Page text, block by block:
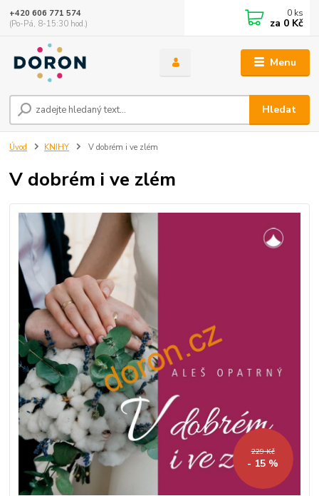
Menu
Hledat
+420 606 771 574
(Po-Pá, 8-15:30 hod.)
0 ks
za 0 Kč
Úvod KNIHY V dobrém i ve zlém
V dobrém i ve zlém
229 Kč
- 15 %